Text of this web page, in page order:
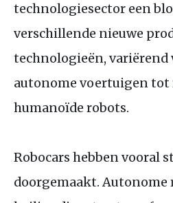
technologiesector een
verschillende nieuwe
technologieën, variërend
autonome voertuigen
humanoïde robots.
Robocars hebben vooral
doorgemaakt. Autonome